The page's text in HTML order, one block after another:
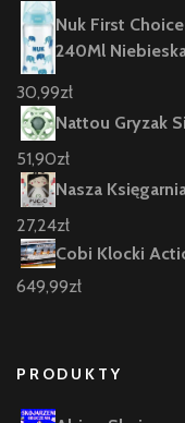
Nuk First
240Ml
30,99zł
Nattou Gryzak
51,90zł
Nasza
27,24zł
Cobi Klocki
649,99zł
PRODUKTY